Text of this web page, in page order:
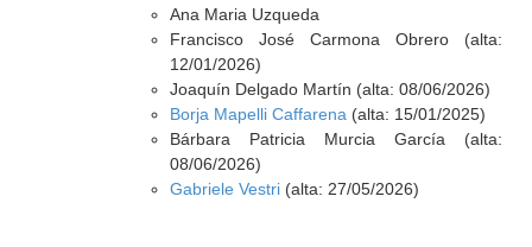
Ana Maria Uzqueda
Francisco José Carmona Obrero (alta:
12/01/2026)
Joaquín Delgado Martín (alta: 08/06/2026)
Borja Mapelli Caffarena (alta: 15/01/2025)
Bárbara Patricia Murcia García (alta:
08/06/2026)
Gabriele Vestri(alta: 27/05/2026)